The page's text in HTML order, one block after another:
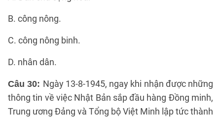
B. công nông.
C. công nông binh.
D. nhân dân.
Câu 30: Ngày 13-8-1945, ngay khi nhận được những
thông tin về việc Nhật Bản sắp đầu hàng Đồng minh,
Trung ương Đảng và Tổng bộ Việt Minh lập tức thành